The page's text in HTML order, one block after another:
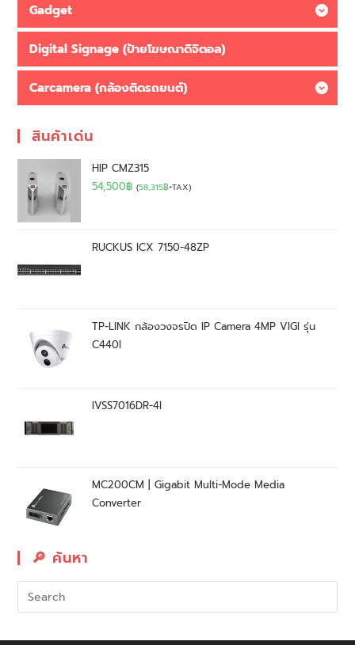
Gadget
Digital Signage (ป้ายโฆษณาดิจิตอล)
Carcamera (กล้องติดรถยนต์)
สินค้าเด่น
HIP CMZ315
54,500฿ (58,315฿+TAX)
RUCKUS ICX 7150-48ZP
TP-LINK กล้องวงจรปิด IP Camera 4MP VIGI รุ่น
C440I
IVSS7016DR-4I
MC200CM | Gigabit Multi-Mode Media
Converter
🔎︎ ค้นหา